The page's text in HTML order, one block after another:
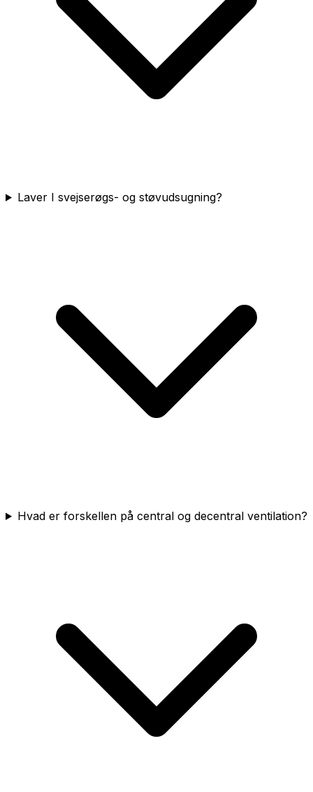
Laver I svejserøgs- og støvudsugning?
Hvad er forskellen på central og decentral ventilation?